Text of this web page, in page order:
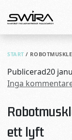
START /
Publicerad20
Inga
ett lyft